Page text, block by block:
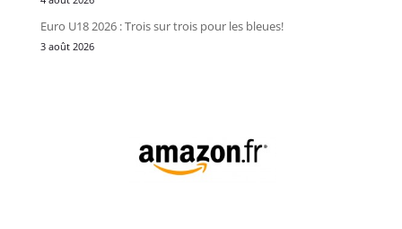
Euro U18 2026 : Trois sur trois pour les bleues!
3 août 2026